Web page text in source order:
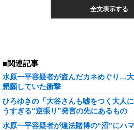
全文表示する
■関連記事
水原一平容疑者が盗んだカネめぐり…大
懇願していた衝撃
ひろゆきの「大谷さんも嘘をつく大人
うすぎる“逆張り”発言の先にあるもの
水原一平容疑者が違法賭博の“沼”にハ